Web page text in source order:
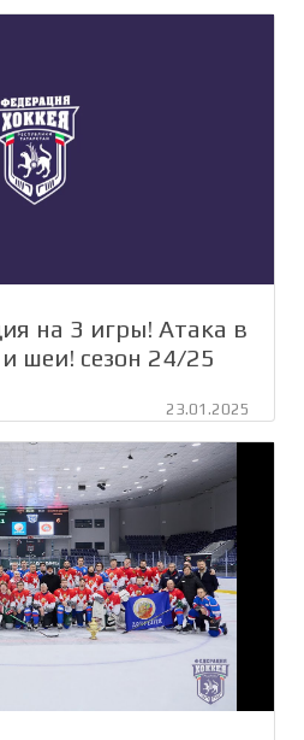
на 3 игры! Атака в
шеи! сезон 24/25
23.01.2025